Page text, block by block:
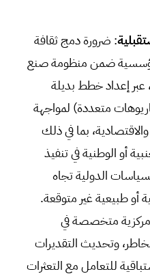
: ضرورة دمج ثقافة
ضمن منظومة صنع
عبر إعداد خطط بديلة
متعددة) لمواجهة
بما في ذلك
أو الوطنية في تنفيذ
الدولية تجاه
أو طبيعية غير متوقعة.
متخصصة في
وتحديث التقديرات
للتعامل مع التعثرات